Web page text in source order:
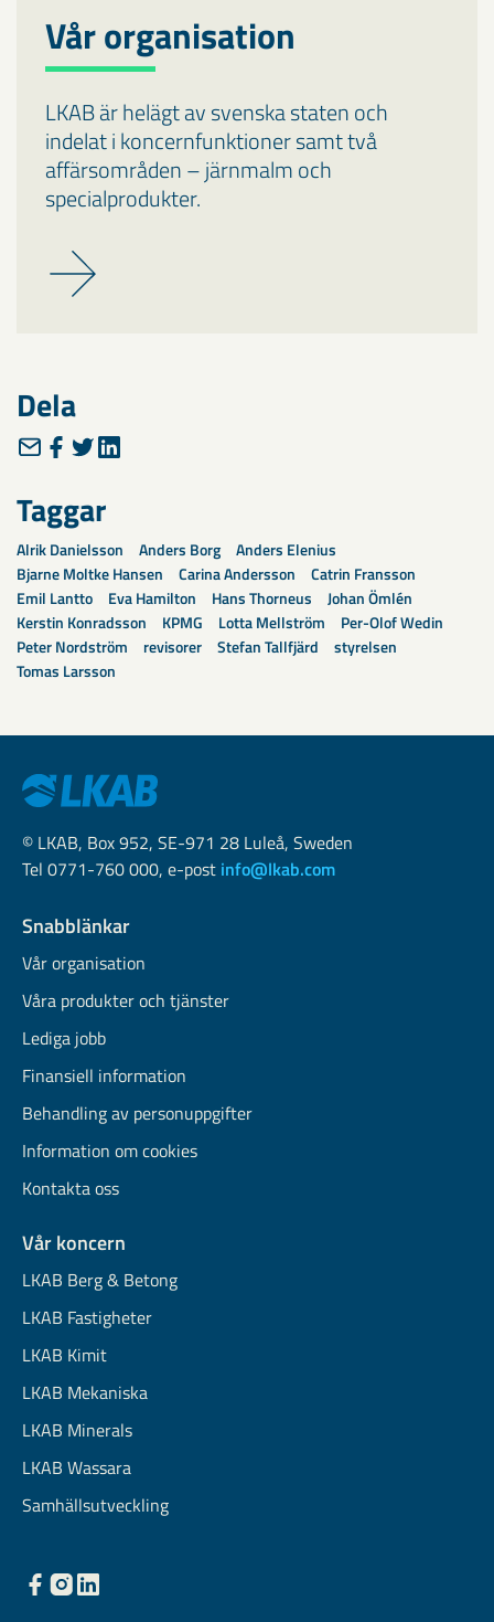
Vår organisation
LKAB är helägt av svenska staten och
indelat i koncernfunktioner samt två
affärsområden – järnmalm och
specialprodukter.
Dela
Taggar
Alrik Danielsson Anders Borg
Anders Elenius
Bjarne Moltke Hansen
Carina Andersson
Catrin Fransson
Emil Lantto
Eva Hamilton Hans Thorneus
Johan Ömlén
Kerstin Konradsson
KPMG Lotta Mellström
Per-Olof Wedin
Peter Nordström
revisorer Stefan Tallfjärd
styrelsen
Tomas Larsson
© LKAB, Box 952, SE-971 28 Luleå, Sweden
Tel 0771-760 000, e-post info@lkab.com
Snabblänkar
Vår organisation
Våra produkter och tjänster
Lediga jobb
Finansiell information
Behandling av personuppgifter
Information om cookies
Kontakta oss
Vår koncern
LKAB Berg & Betong
LKAB Fastigheter
LKAB Kimit
LKAB Mekaniska
LKAB Minerals
LKAB Wassara
Samhällsutveckling